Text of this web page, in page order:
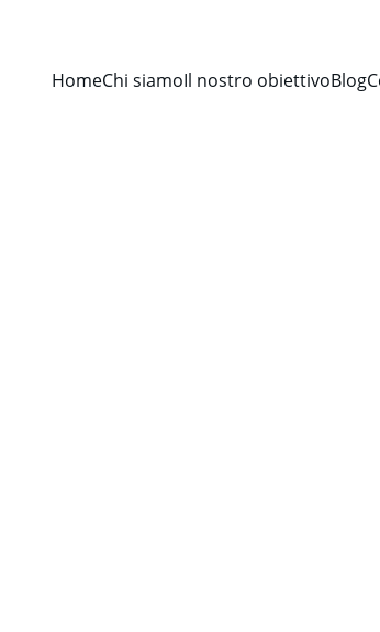
HomeChi siamoIl nostro obiettivoBlog